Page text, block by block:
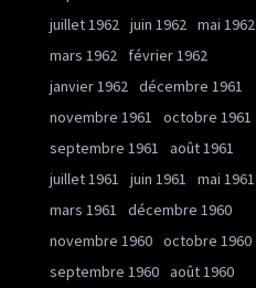
juillet 1962 juin 1962 mai 1962
mars 1962
février 1962
janvier 1962 décembre 1961
novembre 1961
octobre 1961
septembre 1961
août 1961
juillet 1961
juin 1961
mai 1961
mars 1961
décembre 1960
novembre 1960 octobre 1960
septembre 1960 août 1960